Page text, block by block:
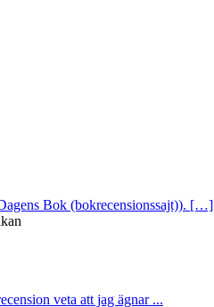
Bok (bokrecensionssajt)). […]
veta att jag ägnar ...